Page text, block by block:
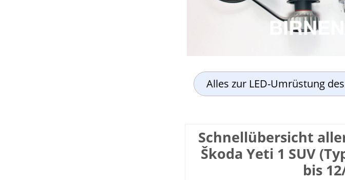
Alles zur LED-Umrüstung
Schnell­übersicht
Škoda Yeti 1 SUV
bis